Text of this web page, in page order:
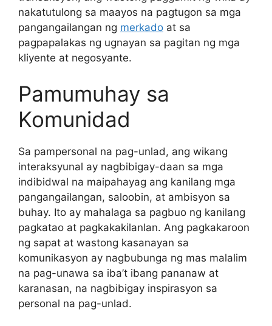
nakatutulong sa maayos na pagtugon sa mga
pangangailangan ng merkado at sa
pagpapalakas ng ugnayan sa pagitan ng mga
kliyente at negosyante.
Pamumuhay sa
Komunidad
Sa pampersonal na pag-unlad, ang wikang
interaksyunal ay nagbibigay-daan sa mga
indibidwal na maipahayag ang kanilang mga
pangangailangan, saloobin, at ambisyon sa
buhay. Ito ay mahalaga sa pagbuo ng kanilang
pagkatao at pagkakakilanlan. Ang pagkakaroon
ng sapat at wastong kasanayan sa
komunikasyon ay nagbubunga ng mas malalim
na pag-unawa sa iba’t ibang pananaw at
karanasan, na nagbibigay inspirasyon sa
personal na pag-unlad.